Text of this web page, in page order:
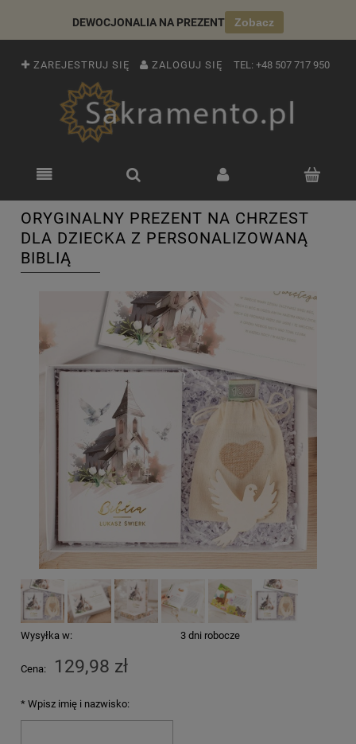
DEWOCJONALIA NA PREZENT Zobacz
ZAREJESTRUJ SIĘ ZALOGUJ SIĘ TEL: +48 507 717 950
ORYGINALNY PREZENT NA CHRZEST
DLA DZIECKA Z PERSONALIZOWANĄ
BIBLIĄ
Wysyłka w: 3 dni robocze
Cena: 129,98 zł
* Wpisz imię i nazwisko: